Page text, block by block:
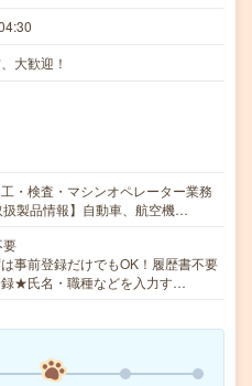
大歓迎！
・検査・マシンオペレーター業務
製品情報】自動車、航空機…
要
事前登録だけでもOK！履歴書不要
★氏名・職種などを入力す…